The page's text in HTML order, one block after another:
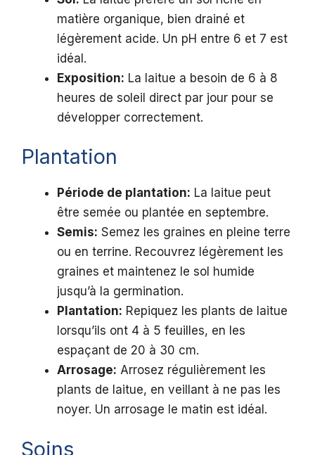
matière organique, bien drainé et
légèrement acide. Un pH entre 6 et 7 est
idéal.
Exposition: La laitue a besoin de 6 à 8
heures de soleil direct par jour pour se
développer correctement.
Plantation
Période de plantation: La laitue peut
être semée ou plantée en septembre.
Semis: Semez les graines en pleine terre
ou en terrine. Recouvrez légèrement les
graines et maintenez le sol humide
jusqu’à la germination.
Plantation: Repiquez les plants de laitue
lorsqu’ils ont 4 à 5 feuilles, en les
espaçant de 20 à 30 cm.
Arrosage: Arrosez régulièrement les
plants de laitue, en veillant à ne pas les
noyer. Un arrosage le matin est idéal.
Soins